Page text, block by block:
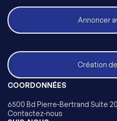
Annoncer
Création
COORDONNÉES
6500 Bd Pierre-Bertrand Suite
Contactez-nous